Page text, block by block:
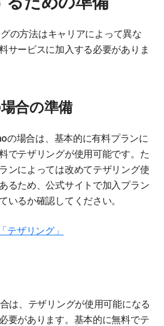
の方法はキャリアによって異な
サービスに加入する必要がありま
合の準備
の場合は、基本的に有料プランに
でテザリングが使用可能です。た
ンによっては改めてテザリング使
るため、公式サイトで加入プラン
いるか確認してください。
テザリング」
は、テザリングが使用可能になる
要があります。基本的に無料でテ